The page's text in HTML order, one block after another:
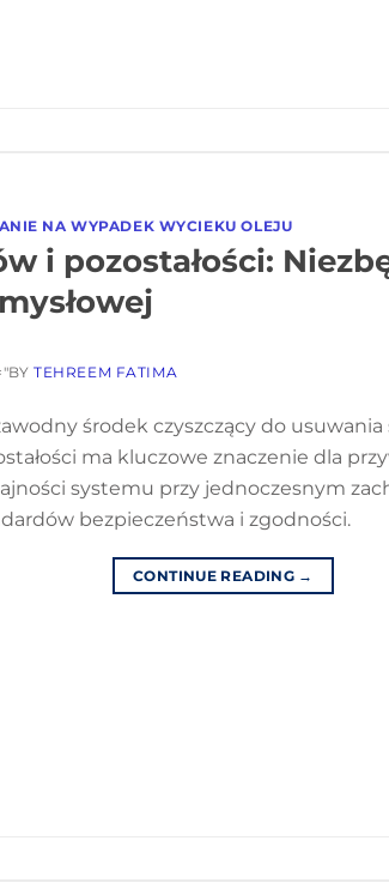
NA WYPADEK WYCIEKU OLEJU
i pozostałości:
TEHREEM FATIMA
środek czyszczący do usuwania
ma kluczowe znaczenie dla
systemu przy jednoczesnym
bezpieczeństwa i zgodności.
CONTINUE READING →